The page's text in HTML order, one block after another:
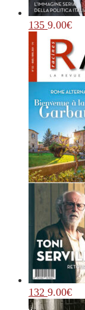
135 9.00€
132 9.00€